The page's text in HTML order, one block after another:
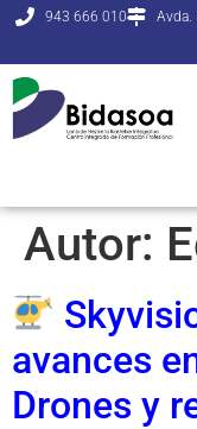
943 666 010 Avda.
Autor:
avances
Drones y